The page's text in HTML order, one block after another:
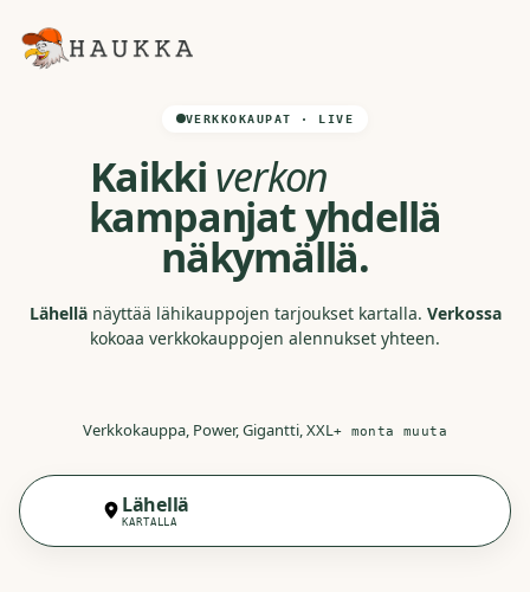
VERKKOKAUPAT · LIVE
Kaikkiverkon
kampanjat yhdellä
näkymällä.
Lähellä näyttää lähikauppojen tarjoukset kartalla. Verkossa
kokoaa verkkokauppojen alennukset yhteen.
Verkkokauppa, Power, Gigantti, XXL + monta muuta
Lähellä
KARTALLA